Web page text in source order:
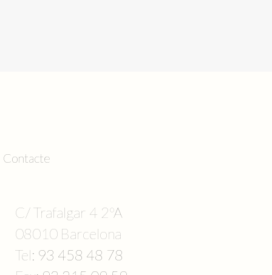
Contacte
C/ Trafalgar 4 2ºA
08010 Barcelona
Tel: 93 458 48 78